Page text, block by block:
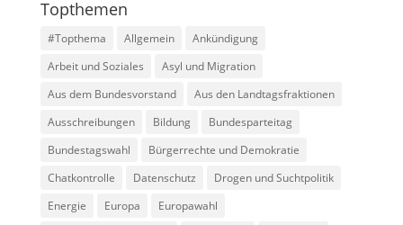
Topthemen
#Topthema Allgemein
Ankündigung
Arbeit und Soziales
Asyl und Migration
Aus dem Bundesvorstand
Aus den Landtagsfraktionen
Ausschreibungen
Bildung
Bundesparteitag
Bundestagswahl
Bürgerrechte und Demokratie
Chatkontrolle
Datenschutz
Drogen und Suchtpolitik
Energie
Europa
Europawahl